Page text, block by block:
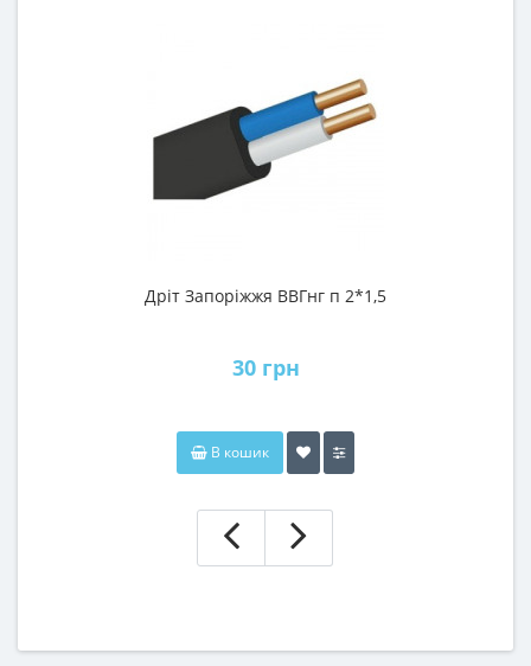
Дріт Запоріжжя ВВГнг п 2*1,5
30 грн
В кошик